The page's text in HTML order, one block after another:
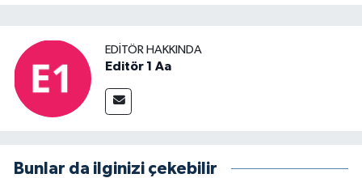
EDITÖR HAKKINDA
Editör 1 Aa
Bunlar da ilginizi çekebilir